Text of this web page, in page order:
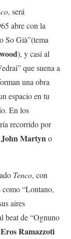
, será
abre con la
So Già”(tema
), y casi al
que suena a
una obra
espacio en tu
En los
recorrido por
Martyno
Tenco, con
como “Lontano,
aires
beat de“Ognuno
Eros Ramazzoti